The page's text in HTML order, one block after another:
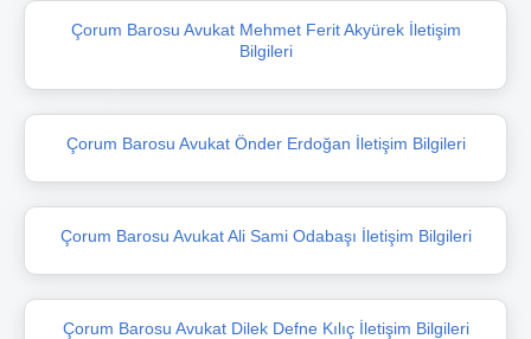
Çorum Barosu Avukat Mehmet Ferit Akyürek İletişim
Bilgileri
Çorum Barosu Avukat Önder Erdoğan İletişim Bilgileri
Çorum Barosu Avukat Ali Sami Odabaşı İletişim Bilgileri
Çorum Barosu Avukat Dilek Defne Kılıç İletişim Bilgileri